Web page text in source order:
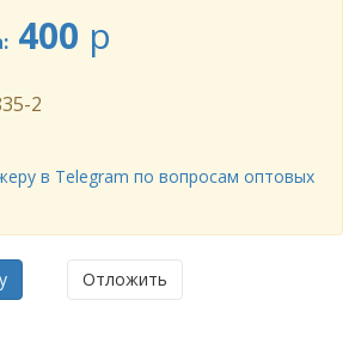
400 p
2
в Telegram по вопросам оптовых
Отложить